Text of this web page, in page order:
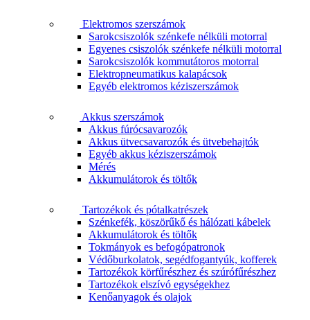
Elektromos szerszámok
Sarokcsiszolók szénkefe nélküli motorral
Egyenes csiszolók szénkefe nélküli motorral
Sarokcsiszolók kommutátoros motorral
Elektropneumatikus kalapácsok
Egyéb elektromos kéziszerszámok
Akkus szerszámok
Akkus fúrócsavarozók
Akkus ütvecsavarozók és ütvebehajtók
Egyéb akkus kéziszerszámok
Mérés
Akkumulátorok és töltők
Tartozékok és pótalkatrészek
Szénkefék, köszörűkő és hálózati kábelek
Akkumulátorok és töltők
Tokmányok es befogópatronok
Védőburkolatok, segédfogantyúk, kofferek
Tartozékok körfűrészhez és szúrófűrészhez
Tartozékok elszívó egységekhez
Kenőanyagok és olajok